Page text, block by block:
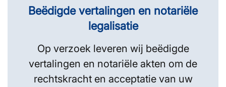
Beëdigde vertalingen en notariële
legalisatie
Op verzoek leveren wij beëdigde
vertalingen en notariële akten om de
rechtskracht en acceptatie van uw